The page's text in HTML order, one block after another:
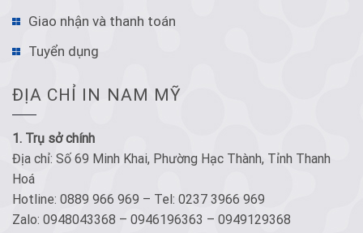
Giao nhận và thanh toán
Tuyển dụng
ĐỊA CHỈ IN NAM MỸ
1. Trụ sở chính
Địa chỉ: Số 69 Minh Khai, Phường Hạc Thành, Tỉnh Thanh
Hoá
Hotline: 0889 966 969 – Tel: 0237 3966 969
Zalo: 0948043368 – 0946196363 – 0949129368